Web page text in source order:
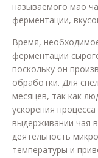
называемого мао
ферментации,
Время,
ферментации
поскольку он
обработки. Для
месяцев, так как
ускорения
выдерживании чая
деятельность
температуры и